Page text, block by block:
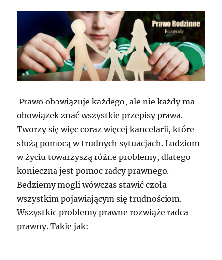
Prawo obowiązuje każdego, ale nie każdy ma
obowiązek znać wszystkie przepisy prawa.
Tworzy się więc coraz więcej kancelarii, które
służą pomocą w trudnych sytuacjach. Ludziom
w życiu towarzyszą różne problemy, dlatego
konieczna jest pomoc radcy prawnego.
Bedziemy mogli wówczas stawić czoła
wszystkim pojawiającym się trudnościom.
Wszystkie problemy prawne rozwiąże radca
prawny. Takie jak: